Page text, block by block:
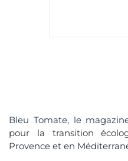
Bleu Tomate, le
pour la transition
Provence et en